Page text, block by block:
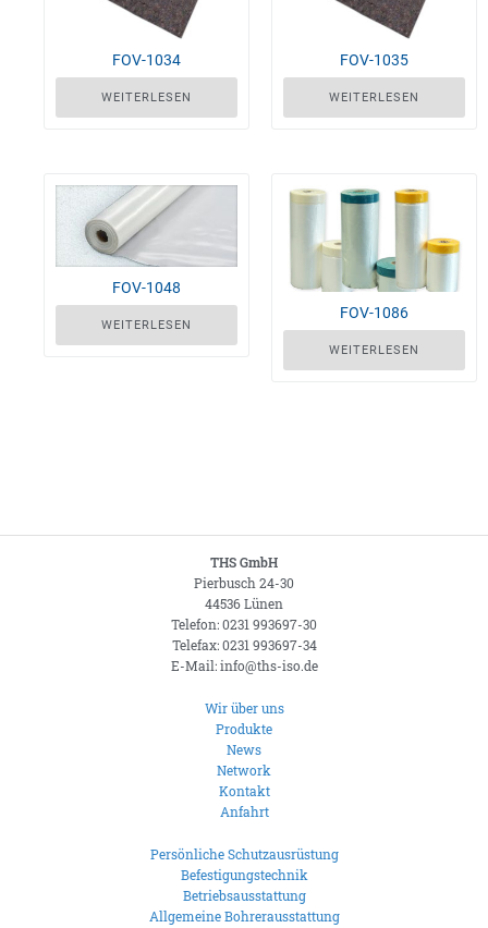
FOV-1034
WEITERLESEN
FOV-1035
WEITERLESEN
FOV-1048
WEITERLESEN
FOV-1086
WEITERLESEN
THS GmbH
Pierbusch 24-30
44536 Lünen
Telefon: 0231 993697-30
Telefax: 0231 993697-34
E-Mail: info@ths-iso.de
Wir über uns
Produkte
News
Network
Kontakt
Anfahrt
Persönliche Schutzausrüstung
Befestigungstechnik
Betriebsausstattung
Allgemeine Bohrerausstattung